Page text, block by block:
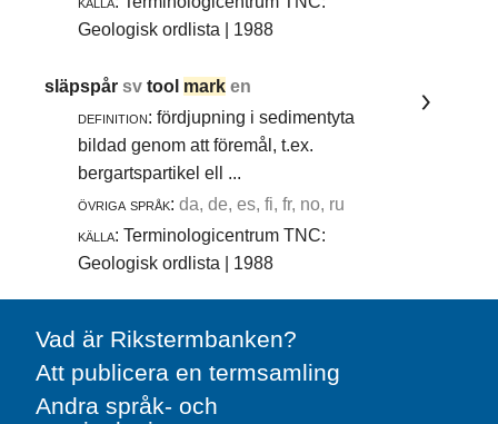
Geologisk ordlista | 1988
släpspårsvtool mark en
definition: fördjupning i sedimentyta
bildad genom att föremål, t.ex.
bergartspartikel ell ...
övriga språk: da, de, es, fi, fr, no, ru
källa: Terminologicentrum TNC:
Geologisk ordlista | 1988
Vad är Rikstermbanken?
Att publicera en termsamling
Andra språk- och